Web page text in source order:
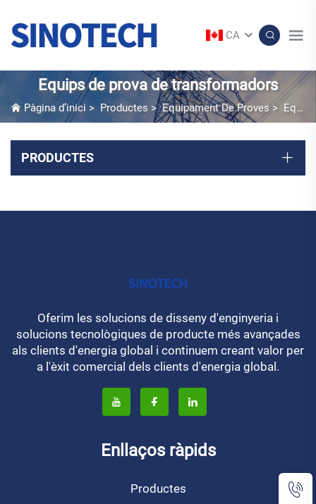
CA
Equips de prova de transformadors
Pàgina d’inici > Productes >Equipament De Proves> Equips de prova de transformadors
PRODUCTES
Oferim les solucions de disseny d'enginyeria i
solucions tecnològiques de producte més avançades
als clients d'energia global i continuem creant valor per
a l'èxit comercial dels clients d'energia global.
Enllaços ràpids
Productes